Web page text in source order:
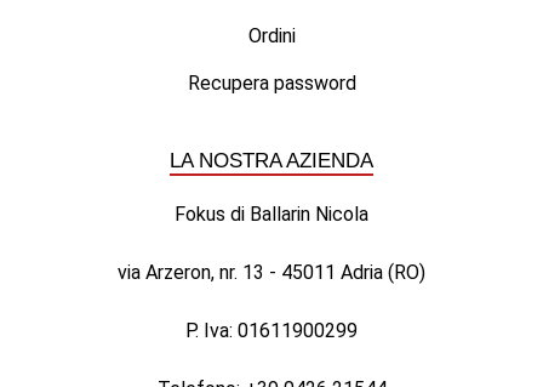
Ordini
Recupera password
LA NOSTRA AZIENDA
Fokus di Ballarin Nicola
via Arzeron, nr. 13 - 45011 Adria (RO)
P. Iva: 01611900299